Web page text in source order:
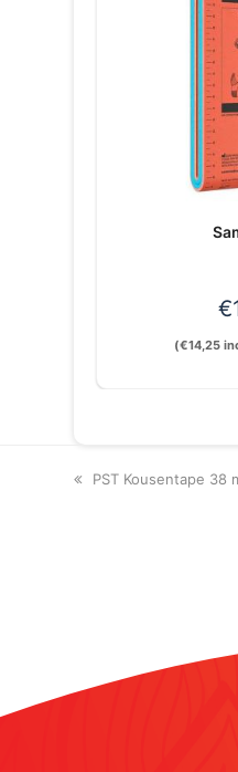
€
(€14,25
previous
PST Kousentape 38